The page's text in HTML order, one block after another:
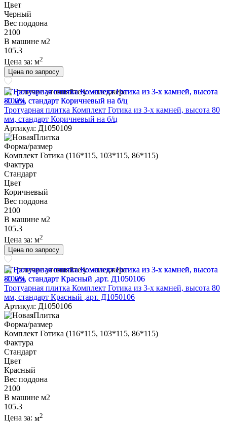
Цвет
Черный
Вес поддона
2100
В машине м2
105.3
Цена за: м2
Цена по запросу
Наличие уточняйте у менеджера
-100%
Тротуарная плитка Комплект Готика из 3-х камней, высота 80
мм, стандарт Коричневый на б/ц
Артикул: Д1050109
Форма/размер
Комплект Готика (116*115, 103*115, 86*115)
Фактура
Стандарт
Цвет
Коричневый
Вес поддона
2100
В машине м2
105.3
Цена за: м2
Цена по запросу
Наличие уточняйте у менеджера
-100%
Тротуарная плитка Комплект Готика из 3-х камней, высота 80
мм, стандарт Красный ,арт. Д1050106
Артикул: Д1050106
Форма/размер
Комплект Готика (116*115, 103*115, 86*115)
Фактура
Стандарт
Цвет
Красный
Вес поддона
2100
В машине м2
105.3
Цена за: м2